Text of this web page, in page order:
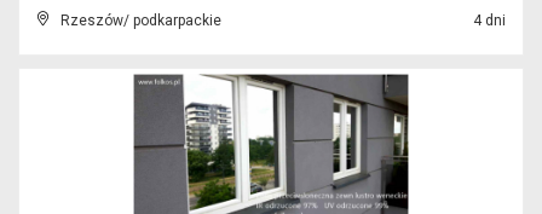
Rzeszów/ podkarpackie 4 dni